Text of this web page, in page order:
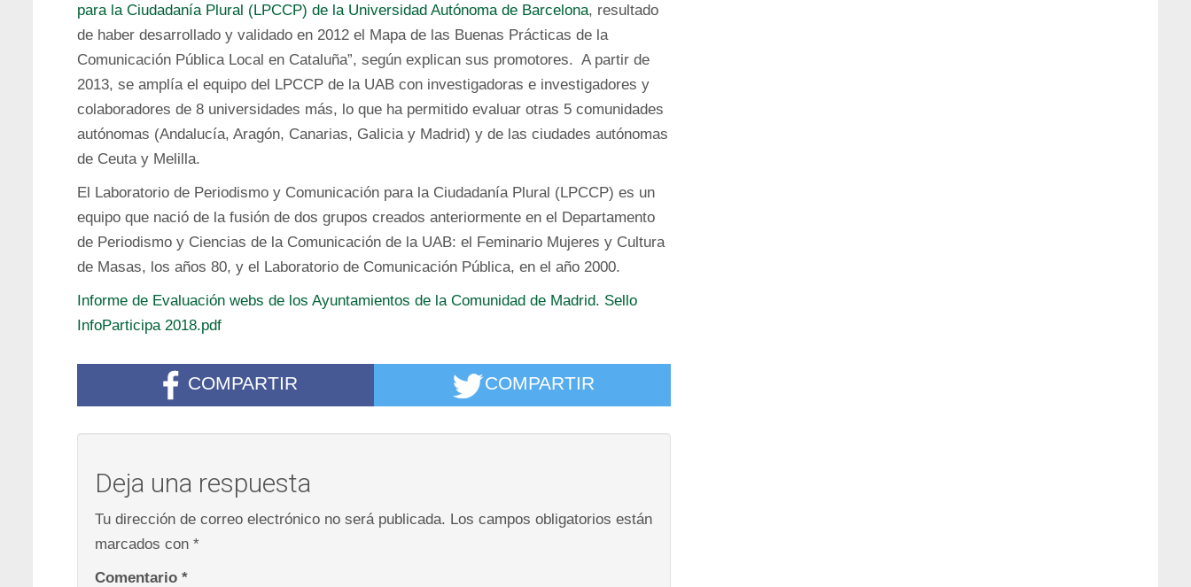
para la Ciudadanía Plural (LPCCP) de la Universidad Autónoma de Barcelona, resultado
de haber desarrollado y validado en 2012 el Mapa de las Buenas Prácticas de la
Comunicación Pública Local en Cataluña”, según explican sus promotores. A partir de
2013, se amplía el equipo del LPCCP de la UAB con investigadoras e investigadores y
colaboradores de 8 universidades más, lo que ha permitido evaluar otras 5 comunidades
autónomas (Andalucía, Aragón, Canarias, Galicia y Madrid) y de las ciudades autónomas
de Ceuta y Melilla.
El Laboratorio de Periodismo y Comunicación para la Ciudadanía Plural (LPCCP) es un
equipo que nació de la fusión de dos grupos creados anteriormente en el Departamento
de Periodismo y Ciencias de la Comunicación de la UAB: el Feminario Mujeres y Cultura
de Masas, los años 80, y el Laboratorio de Comunicación Pública, en el año 2000.
Informe de Evaluación webs de los Ayuntamientos de la Comunidad de Madrid. Sello
InfoParticipa 2018.pdf
COMPARTIR COMPARTIR
Deja una respuesta
Tu dirección de correo electrónico no será publicada. Los campos obligatorios están
marcados con *
Comentario *